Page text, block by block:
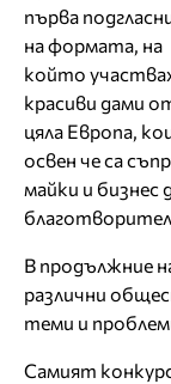
първа
на формата, на
който
красиви дами
цяла Европа,
освен че са
майки и бизнес
В продължние
различни
теми и
Самият